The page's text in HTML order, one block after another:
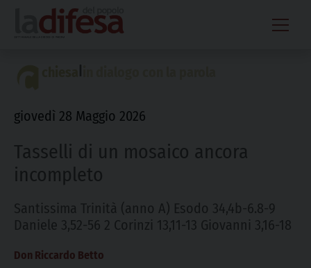
content
giovedì 28 Maggio 2026
Tasselli di un mosaico ancora
incompleto
Santissima Trinità (anno A) Esodo 34,4b-6.8-9
Daniele 3,52-56 2 Corinzi 13,11-13 Giovanni 3,16-18
Don Riccardo Betto